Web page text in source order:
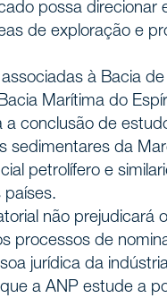
possa direcionar
de exploração e
à Bacia
Marítima do
conclusão de
sedimentares da
petrolífero e
países.
não prejudicará
processos de
jurídica da
a ANP estude a